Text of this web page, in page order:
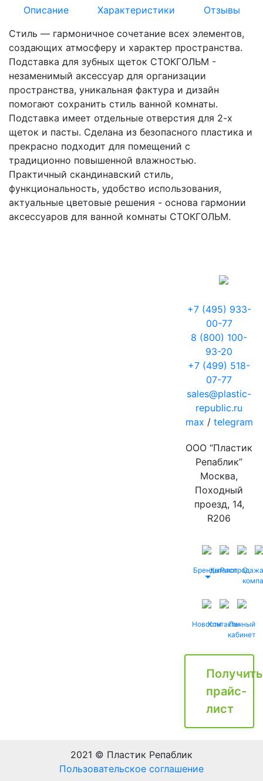
Описание Характеристики
Отзывы
Стиль — гармоничное сочетание всех элементов,
создающих атмосферу и характер пространства.
Подставка для зубных щеток СТОКГОЛЬМ -
незаменимый аксессуар для организации
пространства, уникальная фактура и дизайн
помогают сохранить стиль ванной комнаты.
Подставка имеет отдельные отверстия для 2-х
щеток и пасты. Сделана из безопасного пластика и
прекрасно подходит для помещений с
традиционно повышенной влажностью.
Практичный скандинавский стиль,
функциональность, удобство использования,
актуальные цветовые решения - основа гармонии
аксессуаров для ванной комнаты СТОКГОЛЬМ.
+7 (495) 933-
00-77
8 (800) 100-
93-20
+7 (499) 518-
07-77
sales@plastic-
republic.ru
max / telegram
ООО “Пластик
Репаблик”
Москва,
Походный
проезд, 14,
R206
БрендыКаталог
Распродажа
О
НовостиКонтактыЛичный
кабинет
Получить
прайс-
лист
2021 © Пластик Репаблик
Пользовательское соглашение